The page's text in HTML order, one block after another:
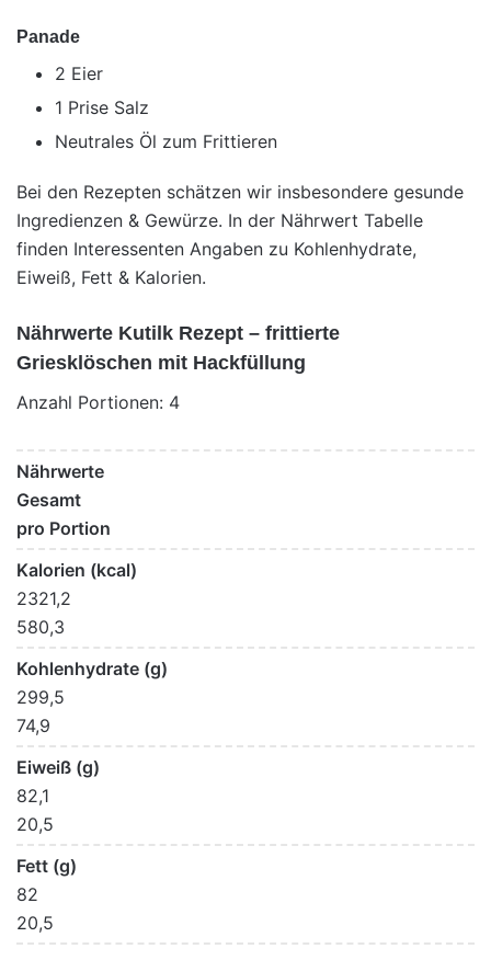
Panade
2 Eier
1 Prise Salz
Neutrales Öl zum Frittieren
Bei den Rezepten schätzen wir insbesondere gesunde
Ingredienzen & Gewürze. In der Nährwert Tabelle
finden Interessenten Angaben zu Kohlenhydrate,
Eiweiß, Fett & Kalorien.
Nährwerte Kutilk Rezept – frittierte
Griesklöschen mit Hackfüllung
Anzahl Portionen: 4
Nährwerte
Gesamt
pro Portion
Kalorien (kcal)
2321,2
580,3
Kohlenhydrate (g)
299,5
74,9
Eiweiß (g)
82,1
20,5
Fett (g)
82
20,5